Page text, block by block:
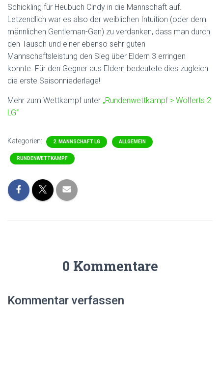
Schickling für Heubuch Cindy in die Mannschaft auf.
Letzendlich war es also der weiblichen Intuition (oder dem
männlichen Gentleman-Gen) zu verdanken, dass man durch
den Tausch und einer ebenso sehr guten
Mannschaftsleistung den Sieg über Eldern 3 erringen
konnte. Für den Gegner aus Eldern bedeutete dies zugleich
die erste Saisonniederlage!
Mehr zum Wettkampf unter „Rundenwettkampf > Wolferts 2
LG“
Kategorien: 2. MANNSCHAFT LG ALLGEMEIN
RUNDENWETTKAMPF
0 Kommentare
Kommentar verfassen